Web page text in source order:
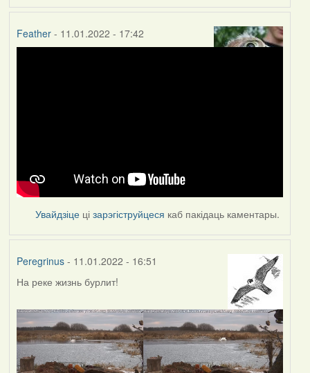
Feather- 11.01.2022 - 17:42
Увайдзіце цізарэгіструйцеся каб пакідаць каментары.
Peregrinus- 11.01.2022 - 16:51
На реке жизнь бурлит!